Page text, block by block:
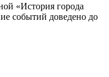
«История города
событий доведено до